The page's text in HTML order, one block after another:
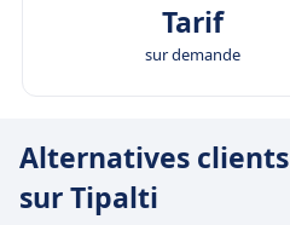
Tarif
sur demande
Alternatives clients
sur Tipalti